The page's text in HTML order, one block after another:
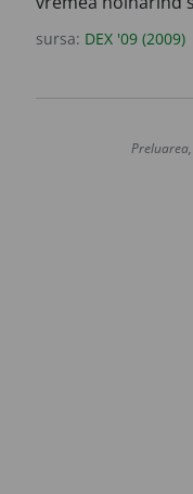
sursa: DEX '09 (2009)